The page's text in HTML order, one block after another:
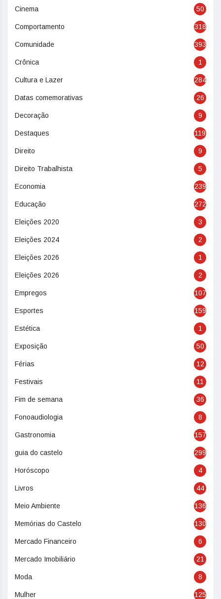
Cinema 50
Comportamento 318
Comunidade 393
Crônica 1
Cultura e Lazer 284
Datas comemorativas 26
Decoração 9
Destaques 119
Direito 9
Direito Trabalhista 5
Economia 239
Educação 272
Eleições 2020 3
Eleições 2024 2
Eleições 2026 1
Eleições 2026 2
Empregos 107
Esportes 159
Estética 1
Exposição 50
Férias 12
Festivais 11
Fim de semana 36
Fonoaudiologia 8
Gastronomia 157
guia do castelo 299
Horóscopo 4
Livros 44
Meio Ambiente 136
Memórias do Castelo 130
Mercado Financeiro 6
Mercado Imobiliário 21
Moda 8
Mulher 125